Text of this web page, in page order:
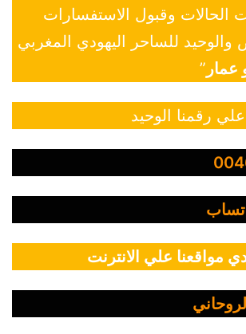
الحالات وقبول الاستفسارات
للساحر اليهودي المغربي
عمار ”
علي رقمنا الوحيد
مواقعنا علي الانترنت